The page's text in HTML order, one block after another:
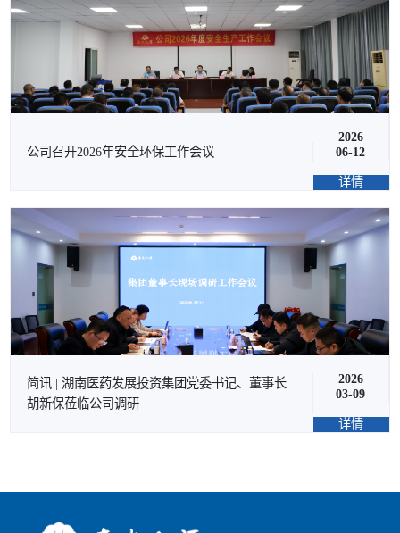
公司召开2026年安全环保工作会议
2026
06-12
详情
简讯 | 湖南医药发展投资集团党委书记、董事长
胡新保莅临公司调研
2026
03-09
详情